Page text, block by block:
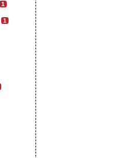
1
1